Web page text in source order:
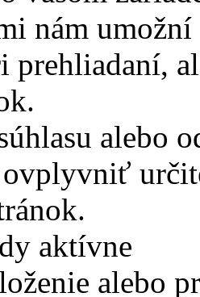
nám
prehliadaní,
alebo
aktívne
alebo